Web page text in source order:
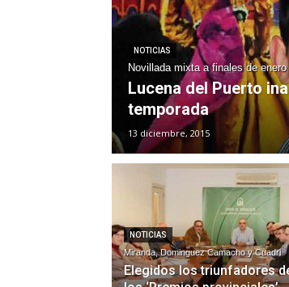
NOTICIAS
Novillada mixta a finales de enero
Lucena del Puerto
temporada
13 diciembre, 2015
NOTICIAS
Miranda, Dominguez Camacho y Cuadri
Elegidos los triunfadores